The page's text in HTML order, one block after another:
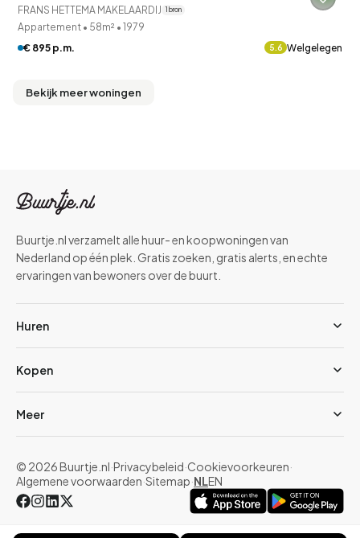
FRANS HETTEMA MAKELAARDIJ 1 bron
Appartement • 58m² • 1979
€ 895 p.m.
5.6 Welgelegen
Bekijk meer woningen
Buurtje.nl verzamelt alle huur- en koopwoningen van
Nederland op één plek. Gratis zoeken, gratis alerts, en echte
ervaringen van bewoners over de buurt.
Huren
Kopen
Meer
© 2026 Buurtje.nl·Privacybeleid·Cookievoorkeuren·
Algemene voorwaarden·Sitemap·NLEN